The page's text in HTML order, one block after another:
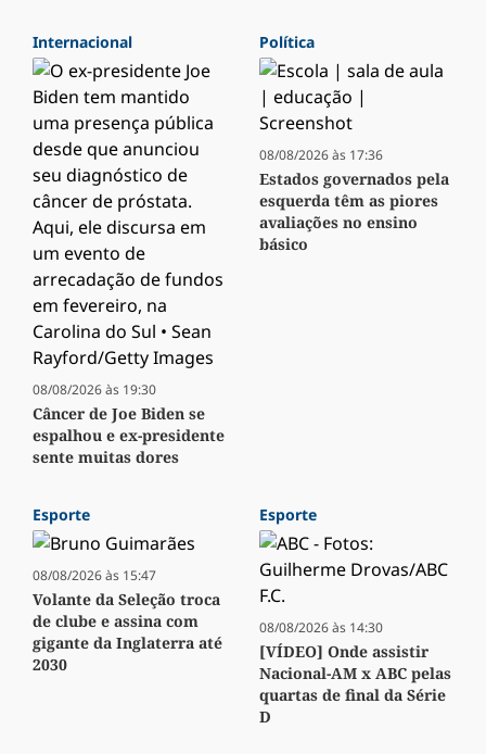
Internacional
08/08/2026 às 19:30
Câncer de Joe Biden se
espalhou e ex-presidente
sente muitas dores
Política
08/08/2026 às 17:36
Estados governados pela
esquerda têm as piores
avaliações no ensino
básico
Esporte
08/08/2026 às 15:47
Volante da Seleção troca
de clube e assina com
gigante da Inglaterra até
2030
Esporte
08/08/2026 às 14:30
[VÍDEO] Onde assistir
Nacional-AM x ABC pelas
quartas de final da Série
D